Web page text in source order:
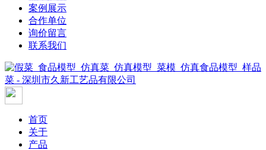
案例展示
合作单位
询价留言
联系我们
首页
关于
产品